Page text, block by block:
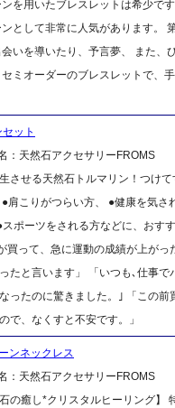
を用いたブレスレットは希少で
として非常に人気があります。
いを導いたり、予言夢、 また、
ミオーダーのブレスレットで、
ット
：天然石アクセサリーFROMS
させる天然石トルマリン！つけ
肩こりがつらい方、 ●健康を気
ポーツをされる方などに、おす
買って、急に運動の成績が上が
たと言います」 「いつも､仕事
ったのに驚きました。｣ 「この
たので、なくすと不安で
ンネックレス
：天然石アクセサリーFROMS
の癒し*クリスタルヒーリング】